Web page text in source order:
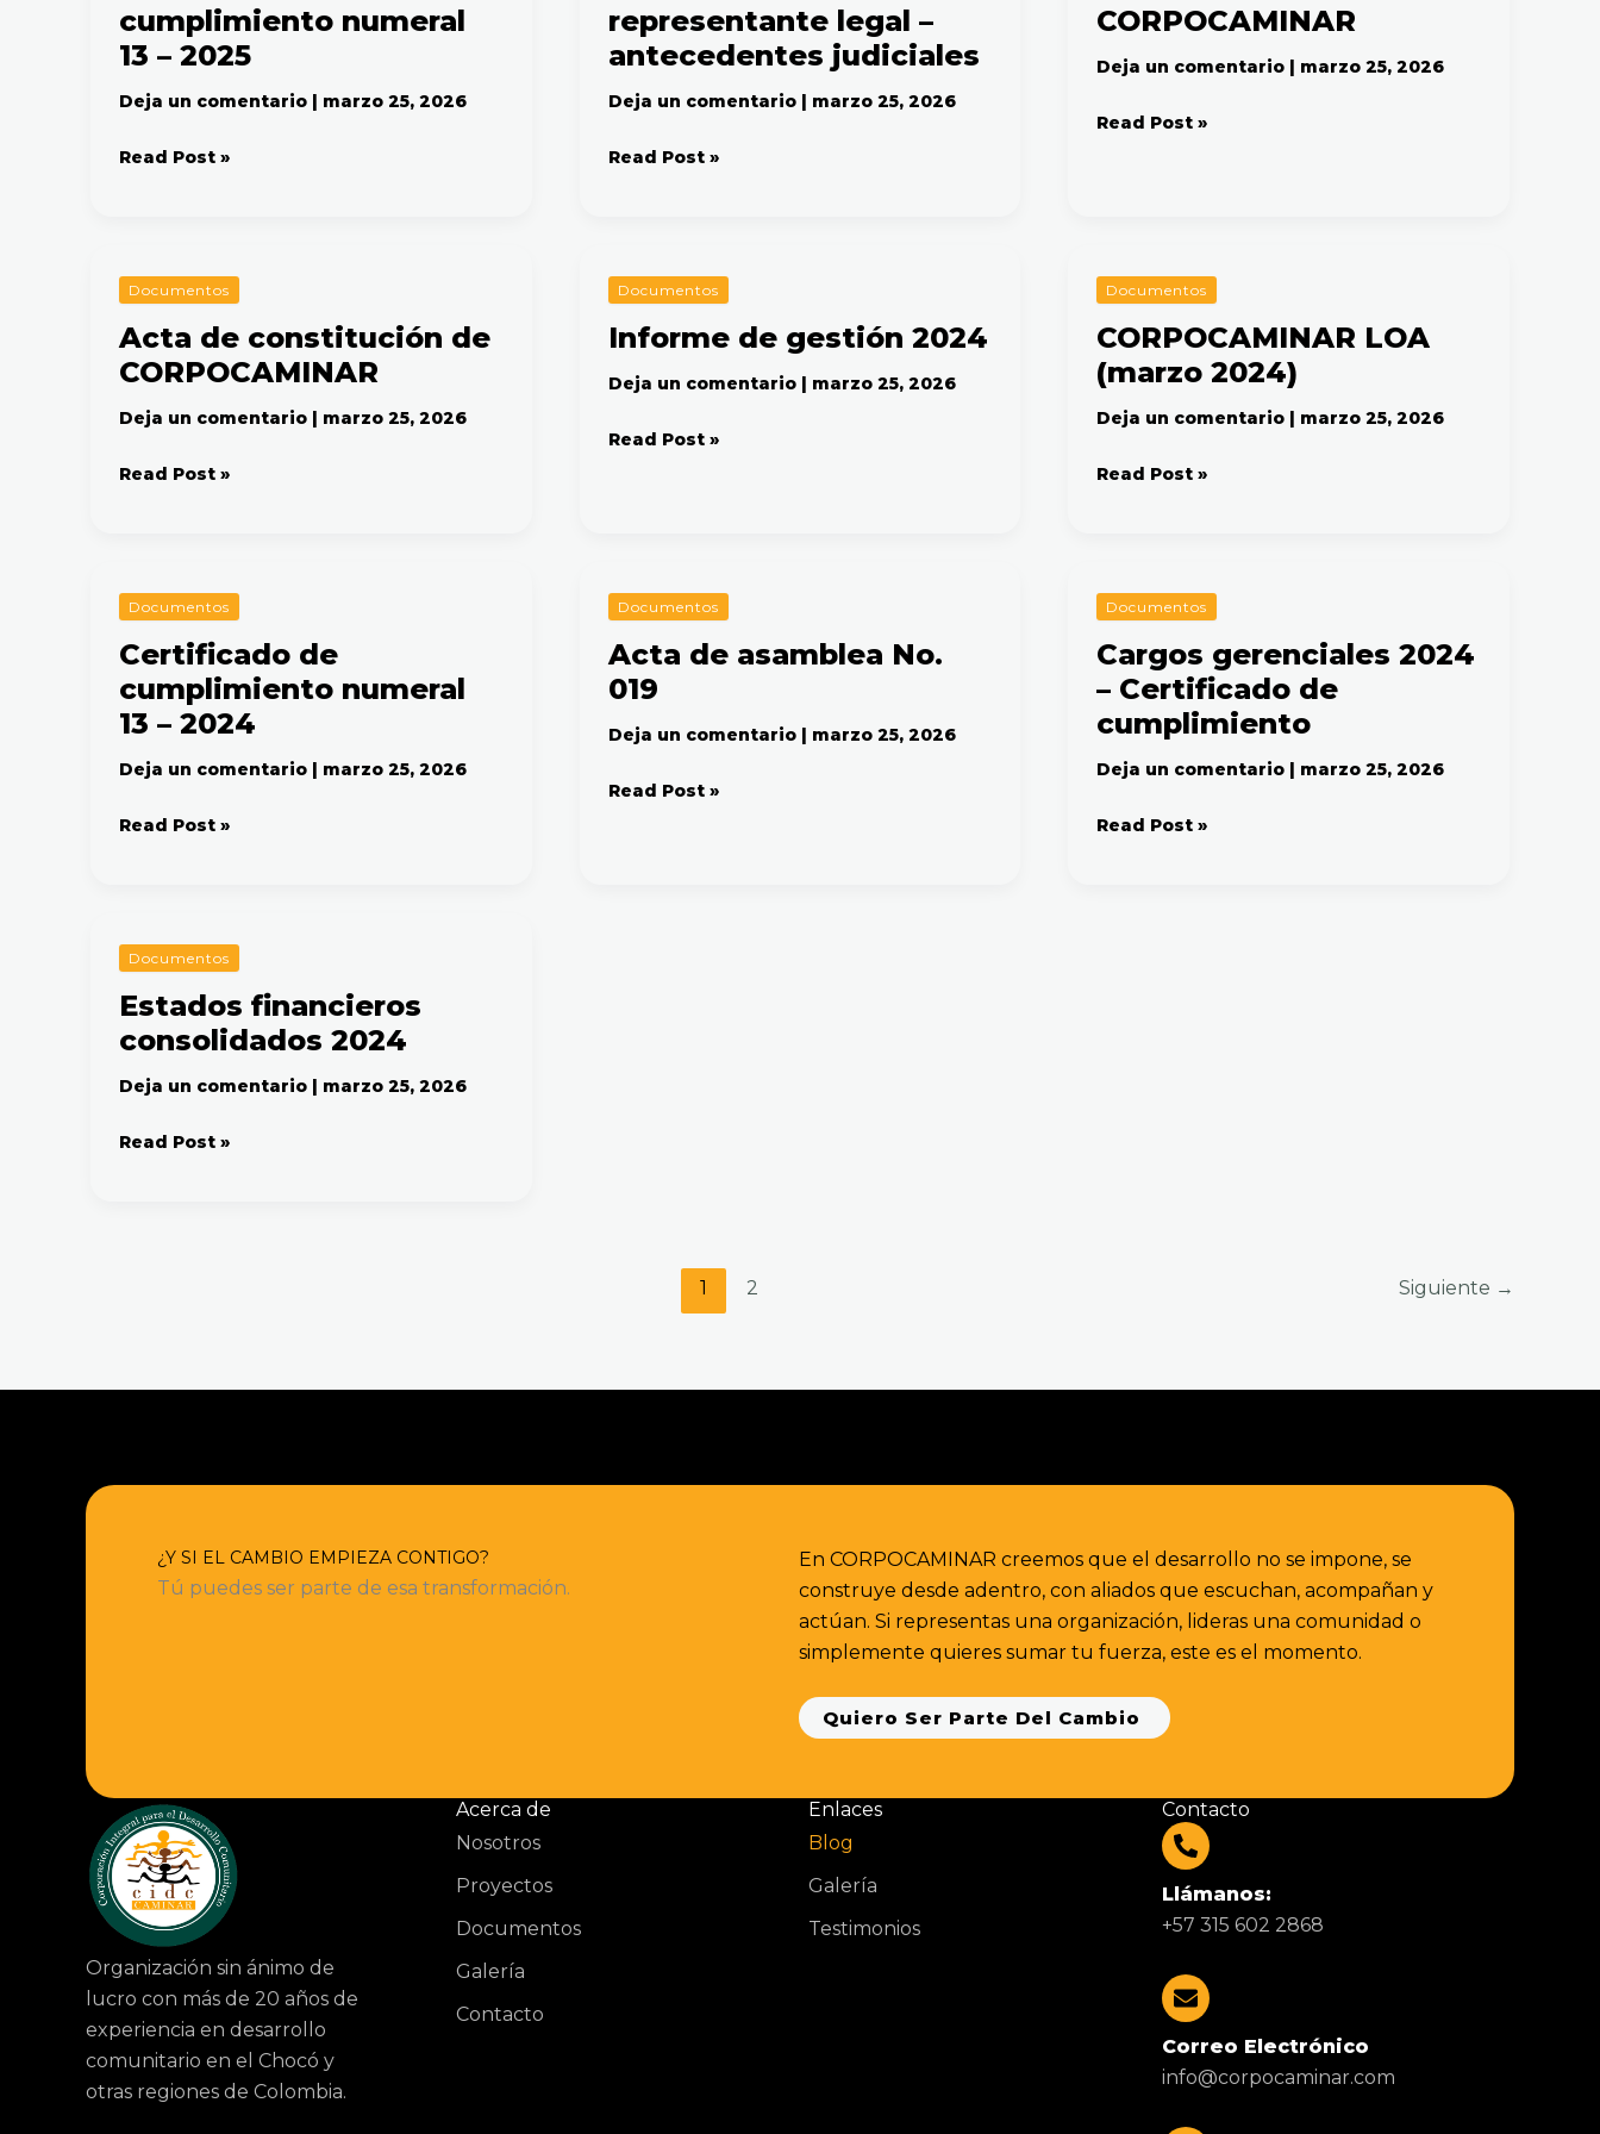
cumplimiento numeral
13 – 2025
Deja un comentario marzo 25, 2026
numeral
13
–
2025
Read Post »
representante legal –
antecedentes judiciales
Deja un comentario marzo 25, 2026
legal
antecedentes
judiciales
Read Post »
CORPOCAMINAR
Deja un comentario marzo 25, 2026
Read Post »
Documentos
Acta de constitución de
CORPOCAMINAR
Deja un comentario marzo 25, 2026
Acta
constitución
de
Read Post »
Documentos
Informe de gestión 2024
Deja un comentario marzo 25, 2026
Informe
gestión
Read Post »
Documentos
CORPOCAMINAR LOA
(marzo 2024)
Deja un comentario marzo 25, 2026
CORPOCAMINAR
(marzo
2024)
Read Post »
Documentos
Certificado de
cumplimiento numeral
13 – 2024
Deja un comentario marzo 25, 2026
Certificado
cumplimiento
numeral
13
–
2024
Read Post »
Documentos
Acta de asamblea No.
019
Deja un comentario marzo 25, 2026
Acta
asamblea
No.
Read Post »
Documentos
Cargos gerenciales 2024
– Certificado de
cumplimiento
Deja un comentario marzo 25, 2026
Cargos
2024
–
Certificado
de
cumplimiento
Read Post »
Documentos
Estados financieros
consolidados 2024
Deja un comentario marzo 25, 2026
Estados
consolidados
2024
Read Post »
1 2 Siguiente →
¿Y SI EL CAMBIO EMPIEZA CONTIGO?
Tú puedes ser parte de esa transformación.
En CORPOCAMINAR creemos que el desarrollo no se impone, se
construye desde adentro, con aliados que escuchan, acompañan y
actúan. Si representas una organización, lideras una comunidad o
simplemente quieres sumar tu fuerza, este es el momento.
Quiero Ser Parte Del Cambio
Organización sin ánimo de
lucro con más de 20 años de
experiencia en desarrollo
comunitario en el Chocó y
otras regiones de Colombia.
Acerca de
Nosotros
Proyectos
Documentos
Galería
Contacto
Enlaces
Blog
Galería
Testimonios
Contacto
Llámanos:
+57 315 602 2868
Correo Electrónico
info@corpocaminar.com